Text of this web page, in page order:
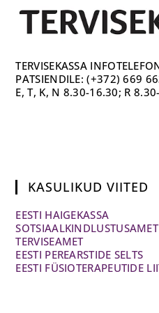
TERVISEKASSA
PATSIENDILE: (+372) 669
E, T, K, N 8.30-16.30; R
KASULIKUD VIITED
EESTI HAIGEKASSA
SOTSIAALKINDLUSTUSAMET
TERVISEAMET
EESTI PEREARSTIDE SELTS
EESTI FÜSIOTERAPEUTIDE